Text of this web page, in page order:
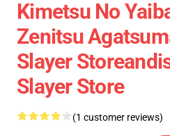
Kimetsu No
Zenitsu
Slayer
Slayer Store
(1 customer reviews)